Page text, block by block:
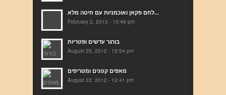
לחם פקאן ואוכמניות עם חיטה מלא...
February 2, 2013 - 10:49 pm
בורגר עדשים ופטריות
August 25, 2012 - 12:54 pm
מאפים קטנים ומטריפים
August 22, 2012 - 12:41 pm